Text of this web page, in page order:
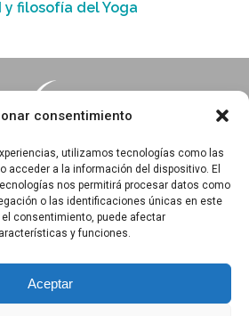
consentimiento
utilizamos tecnologías como las
acceder a la información del dispositivo. El
nos permitirá procesar datos como
o las identificaciones únicas en este
consentimiento, puede afectar
y funciones.
Aceptar
y filosofía del Yoga
Terapéutico y Escuela de Yoga
25, 1°A y 1ºB 39003
Cantabria
285||618 836 218